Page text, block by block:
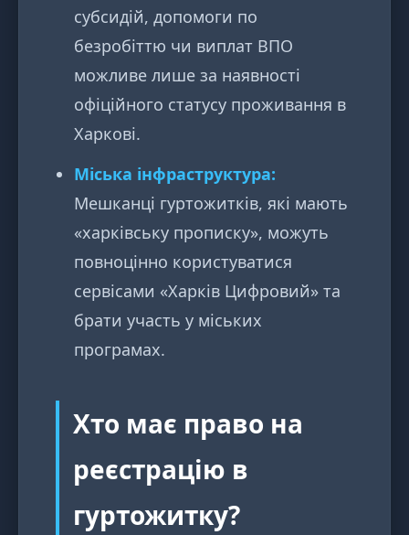
субсидій, допомоги по
безробіттю чи виплат ВПО
можливе лише за наявності
офіційного статусу проживання в
Харкові.
Міська інфраструктура:
Мешканці гуртожитків, які мають
«харківську прописку», можуть
повноцінно користуватися
сервісами «Харків Цифровий» та
брати участь у міських
програмах.
Хто має право на
реєстрацію в
гуртожитку?